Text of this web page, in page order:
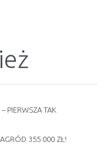
PIERWSZA TAK
355 000 ZŁ!